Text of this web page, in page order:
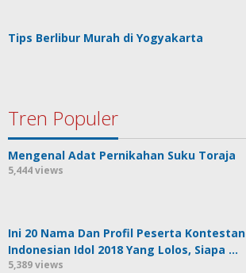
Tips Berlibur Murah di Yogyakarta
Tren Populer
Mengenal Adat Pernikahan Suku Toraja
5,444 views
Ini 20 Nama Dan Profil Peserta Kontestan
Indonesian Idol 2018 Yang Lolos, Siapa …
5,389 views